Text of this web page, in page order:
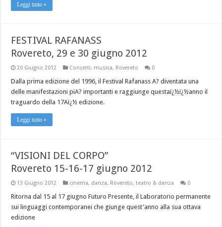
Leggi tutto »
FESTIVAL RAFANASS
Rovereto, 29 e 30 giugno 2012
20 Giugno 2012 Concerti, musica, Rovereto 0
Dalla prima edizione del 1996, il Festival Rafanass A? diventata una
delle manifestazioni piA? importanti e raggiunge questaï¿½ï¿½anno il
traguardo della 17Aï¿½ edizione.
Leggi tutto »
“VISIONI DEL CORPO”
Rovereto 15-16-17 giugno 2012
13 Giugno 2012 cinema, danza, Rovereto,teatro & danza 0
Ritorna dal 15 al 17 giugno Futuro Presente, il Laboratorio permanente
sui linguaggi contemporanei che giunge quest'anno alla sua ottava
edizione